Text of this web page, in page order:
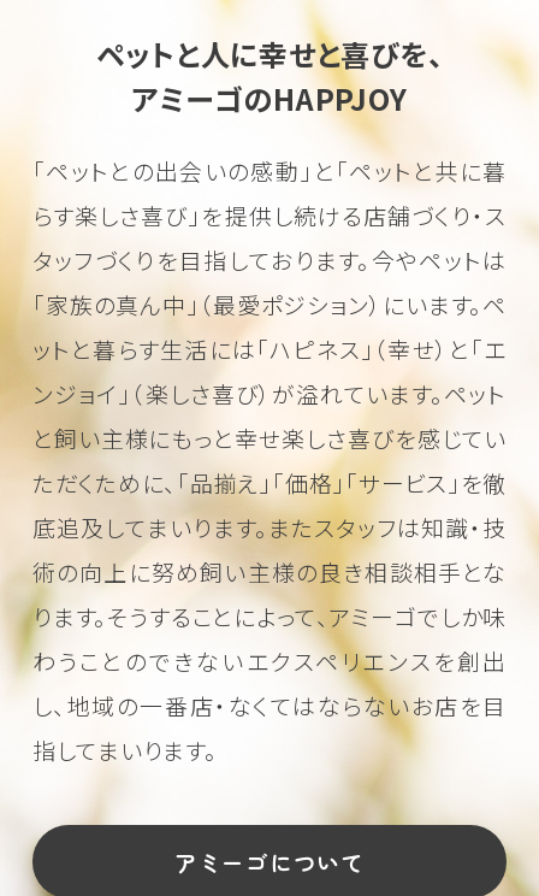
ペットと人に幸せと喜びを、
アミーゴのHAPPJOY
「ペットとの出会いの感動」と「ペットと共に暮
らす楽しさ喜び」を提供し続ける店舗づくり・ス
タッフづくりを目指しております。 今やペットは
「家族の真ん中」（最愛ポジション）にいます。ペ
ットと暮らす生活には「ハピネス」（幸せ）と「エ
ンジョイ」（楽しさ喜び）が溢れています。ペット
と飼い主様にもっと幸せ楽しさ喜びを感じてい
ただくために、 「品揃え」「価格」「サービス」を徹
底追及してまいります。またスタッフは知識・技
術の向上に努め飼い主様の良き相談相手とな
ります。そうすることによって、アミーゴでしか味
わうことのできないエクスペリエンスを創出
し、地域の一番店・なくてはならないお店を目
指してまいります。
アミーゴについて